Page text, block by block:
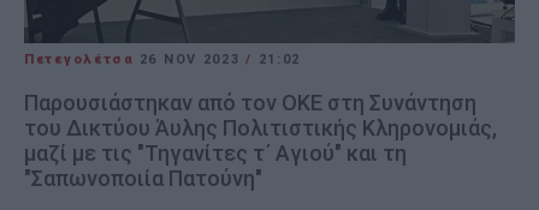
Πετεγολέτσα 26 NOV 2023/ 21:02
Παρουσιάστηκαν από τον ΟΚΕ στη Συνάντηση
του Δικτύου Άυλης Πολιτιστικής Κληρονομιάς,
μαζί με τις "Τηγανίτες τ΄ Αγιού" και τη
"Σαπωνοποιία Πατούνη"